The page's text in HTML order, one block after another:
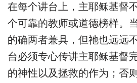
在每个讲台上，主耶稣基督
个可靠的教师或道德榜样。
的确两者兼具，但祂也远远
台必须专心传讲主耶稣基督
的神性以及拯救的作为；否